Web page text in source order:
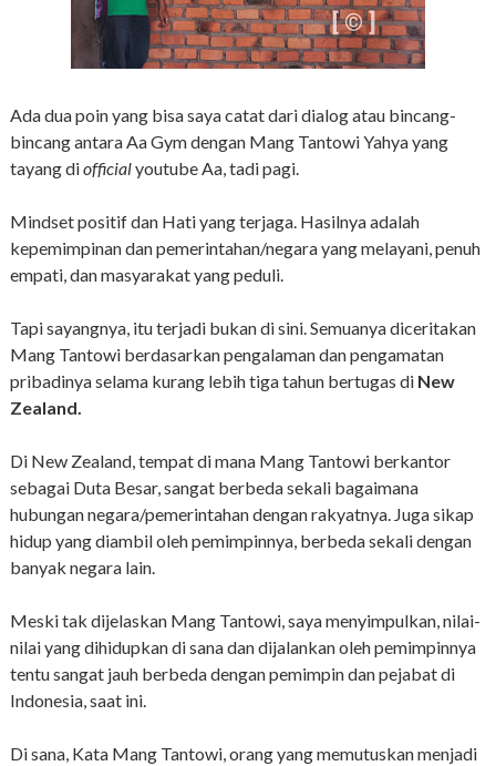
Ada dua poin yang bisa saya catat dari dialog atau bincang-
bincang antara Aa Gym dengan Mang Tantowi Yahya yang
tayang diofficialyoutube Aa, tadi pagi.
Mindset positif dan Hati yang terjaga. Hasilnya adalah
kepemimpinan dan pemerintahan/negara yang melayani, penuh
empati, dan masyarakat yang peduli.
Tapi sayangnya, itu terjadi bukan di sini. Semuanya diceritakan
Mang Tantowi berdasarkan pengalaman dan pengamatan
pribadinya selama kurang lebih tiga tahun bertugas di New
Zealand.
Di New Zealand, tempat di mana Mang Tantowi berkantor
sebagai Duta Besar, sangat berbeda sekali bagaimana
hubungan negara/pemerintahan dengan rakyatnya. Juga sikap
hidup yang diambil oleh pemimpinnya, berbeda sekali dengan
banyak negara lain.
Meski tak dijelaskan Mang Tantowi, saya menyimpulkan, nilai-
nilai yang dihidupkan di sana dan dijalankan oleh pemimpinnya
tentu sangat jauh berbeda dengan pemimpin dan pejabat di
Indonesia, saat ini.
Di sana, Kata Mang Tantowi, orang yang memutuskan menjadi